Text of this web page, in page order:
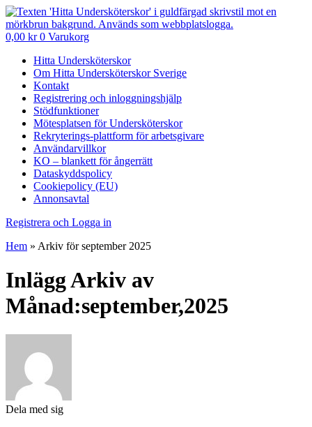
0,00 kr 0 Varukorg
Hitta Undersköterskor
Om Hitta Undersköterskor Sverige
Kontakt
Registrering och inloggningshjälp
Stödfunktioner
Mötesplatsen för Undersköterskor
Rekryterings-plattform för arbetsgivare
Användarvillkor
KO – blankett för ångerrätt
Dataskyddspolicy
Cookiepolicy (EU)
Annonsavtal
Registrera och Logga in
Hem » Arkiv för september 2025
Inlägg Arkiv av
Månad:september,2025
Dela med sig